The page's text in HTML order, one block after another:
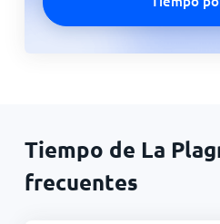
Tiempo de La
frecuentes